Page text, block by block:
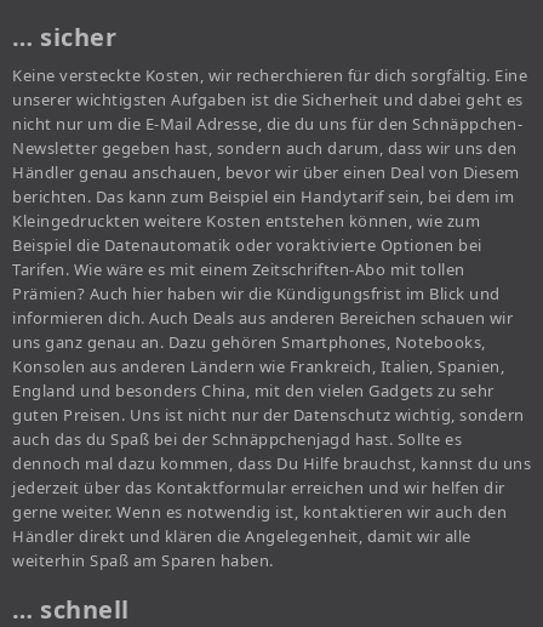
… sicher
Keine versteckte Kosten, wir recherchieren für dich sorgfältig. Eine
unserer wichtigsten Aufgaben ist die Sicherheit und dabei geht es
nicht nur um die E-Mail Adresse, die du uns für den Schnäppchen-
Newsletter gegeben hast, sondern auch darum, dass wir uns den
Händler genau anschauen, bevor wir über einen Deal von Diesem
berichten. Das kann zum Beispiel ein Handytarif sein, bei dem im
Kleingedruckten weitere Kosten entstehen können, wie zum
Beispiel die Datenautomatik oder voraktivierte Optionen bei
Tarifen. Wie wäre es mit einem Zeitschriften-Abo mit tollen
Prämien? Auch hier haben wir die Kündigungsfrist im Blick und
informieren dich. Auch Deals aus anderen Bereichen schauen wir
uns ganz genau an. Dazu gehören Smartphones, Notebooks,
Konsolen aus anderen Ländern wie Frankreich, Italien, Spanien,
England und besonders China, mit den vielen Gadgets zu sehr
guten Preisen. Uns ist nicht nur der Datenschutz wichtig, sondern
auch das du Spaß bei der Schnäppchenjagd hast. Sollte es
dennoch mal dazu kommen, dass Du Hilfe brauchst, kannst du uns
jederzeit über das Kontaktformular erreichen und wir helfen dir
gerne weiter. Wenn es notwendig ist, kontaktieren wir auch den
Händler direkt und klären die Angelegenheit, damit wir alle
weiterhin Spaß am Sparen haben.
… schnell